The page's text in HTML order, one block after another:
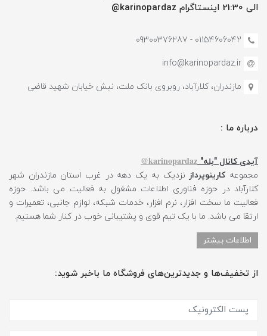
الی 21:30 اینستاگرام karinopardaz@
01154606042 - 09300376287
info@karinopardaz.ir
مازندران، کلارآباد، روبروی بانک ملت، نبش خیابان شهید قاضی
درباره ما :
آیدی کانال "بله" karinopardaz@
مجموعهکارینوپرداز نزدیک به یک دهه در غرب استان مازندران شهر
کلارآباد در حوزه فناوری اطلاعات مشغول به فعالیت می باشد. حوزه
فعالیت ما سخت افزار، نرم افزار، خدمات شبکه، لوازم جانبی، تعمیرات و
ارتقا می باشد. ما با یک تیم قوی و پشتیبانی خوب در کنار شما هستیم.
اطلاعات بیشتر
از تخفیف‌ها و جدیدترین‌های فروشگاه ما باخبر شوید: